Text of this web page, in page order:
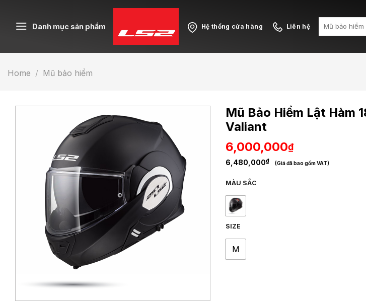
content
Danh mục sản phẩm Hệ thống cửa hàng Liên hệ
for:
Home / Mũ bảo hiểm
Mũ Bảo Hiểm Lật Hàm
Valiant
6,000,000₫
6,480,000₫ (Giá đã bao gồm VAT)
MÀU SẮC
SIZE
M